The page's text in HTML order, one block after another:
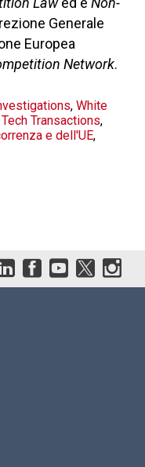
Generale
Europea
Network.
, White
Tech Transactions,
e dell'UE,